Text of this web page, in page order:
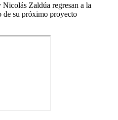
Zaldúa regresan a la
de su próximo proyecto